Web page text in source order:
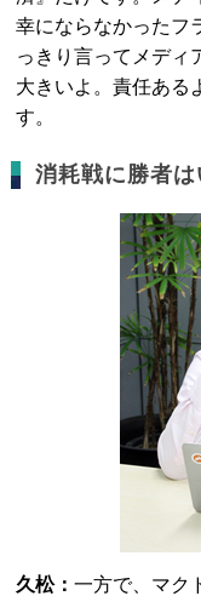
幸にならなかったフ
っきり言ってメディ
大きいよ。責任ある
す。
消耗戦に勝者は
久松：一方で、マク